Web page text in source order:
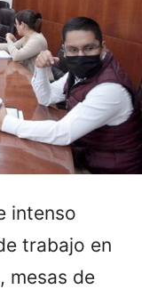
intenso
trabajo en
mesas de